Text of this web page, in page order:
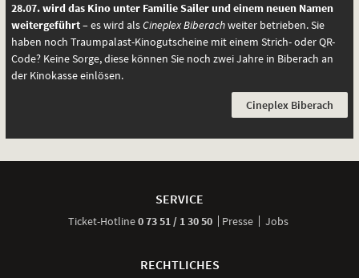
28.07. wird das Kino unter Familie Sailer und einem neuen Namen
weitergeführt– es wird alsCineplex Biberachweiter betrieben. Sie
haben noch Traumpalast-Kinogutscheine mit einem Strich- oder QR-
Code? Keine Sorge, diese können Sie noch zwei Jahre in Biberach an
der Kinokasse einlösen.
Cineplex Biberach
SERVICE
Ticket-Hotline0 73 51 / 1 30 50anrufen
Presse Jobs
RECHTLICHES